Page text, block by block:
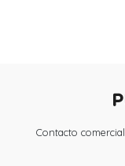
Contacto comercial